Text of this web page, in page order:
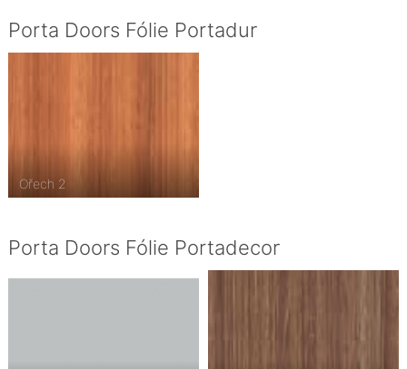
Porta Doors Fólie Portadur
Ořech 2
Porta Doors Fólie Portadecor